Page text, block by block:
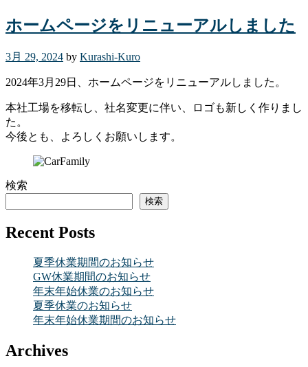
ホームページをリニューアルしました
3月 29, 2024 by Kurashi-Kuro
2024年3月29日、ホームページをリニューアルしました。
本社工場を移転し、社名変更に伴い、ロゴも新しく作りまし
た。
今後とも、よろしくお願いします。
検索
検索
Recent Posts
夏季休業期間のお知らせ
GW休業期間のお知らせ
年末年始休業のお知らせ
夏季休業のお知らせ
年末年始休業期間のお知らせ
Archives